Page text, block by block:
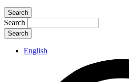
Search
Search
English